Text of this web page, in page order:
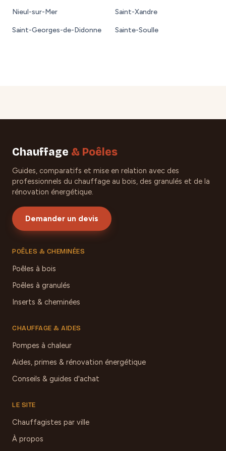
Nieul-sur-Mer Saint-Xandre
Saint-Georges-de-Didonne Sainte-Soulle
Chauffage & Poêles
Guides, comparatifs et mise en relation avec des
professionnels du chauffage au bois, des granulés et de la
rénovation énergétique.
Demander un devis
POÊLES & CHEMINÉES
Poêles à bois
Poêles à granulés
Inserts & cheminées
CHAUFFAGE & AIDES
Pompes à chaleur
Aides, primes & rénovation énergétique
Conseils & guides d'achat
LE SITE
Chauffagistes par ville
À propos